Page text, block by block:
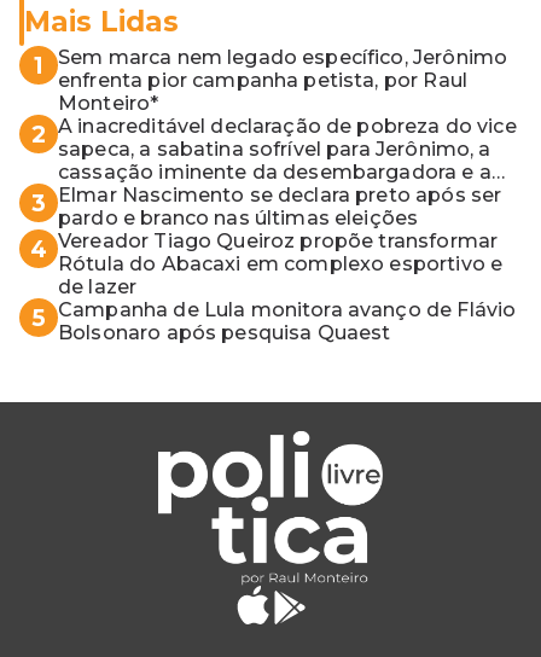
Mais Lidas
1
Sem marca nem legado específico, Jerônimo
enfrenta pior campanha petista, por Raul
Monteiro*
2 A inacreditável declaração de pobreza do vice
sapeca, a sabatina sofrível para Jerônimo, a
cassação iminente da desembargadora e a
vaga do Quinto para o MP baiano
3
Elmar Nascimento se declara preto após ser
pardo e branco nas últimas eleições
4 Vereador Tiago Queiroz propõe transformar
Rótula do Abacaxi em complexo esportivo e
de lazer
5
Campanha de Lula monitora avanço de Flávio
Bolsonaro após pesquisa Quaest